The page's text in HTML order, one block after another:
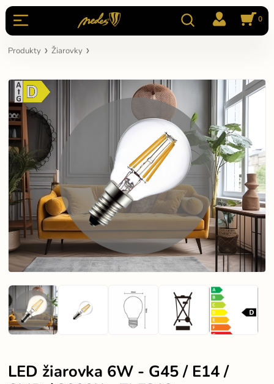
0
Produkty Žiarovky
LED žiarovka 6W - G45 / E14 /